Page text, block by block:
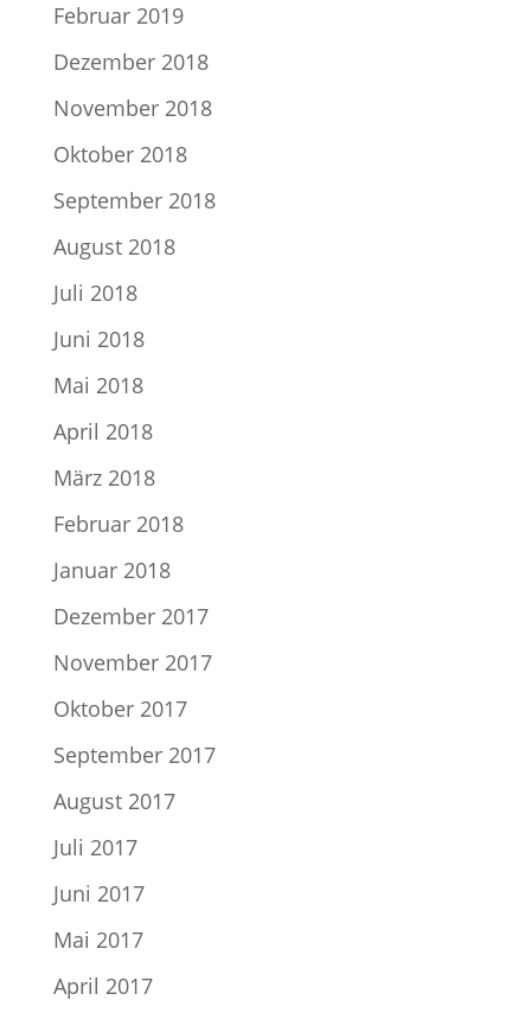
Februar 2019
Dezember 2018
November 2018
Oktober 2018
September 2018
August 2018
Juli 2018
Juni 2018
Mai 2018
April 2018
März 2018
Februar 2018
Januar 2018
Dezember 2017
November 2017
Oktober 2017
September 2017
August 2017
Juli 2017
Juni 2017
Mai 2017
April 2017